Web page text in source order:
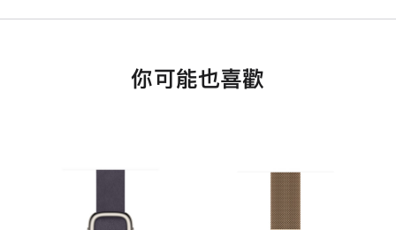
你可能也喜歡